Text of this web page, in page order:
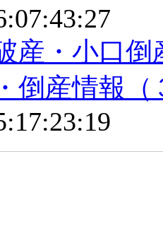
産・小口
産情報（